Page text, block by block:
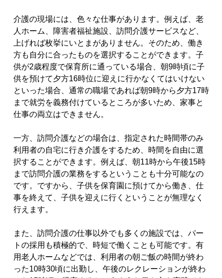
介護の現場には、色々な仕事があります。例えば、老
人ホーム、障害者福祉施設、訪問介護サービスなど、
上げれば枚挙にいとまがありません。そのため、働き
方も自分に合ったものを選択することができます。子
供が2歳程度で保育所に通っている場合、朝9時頃に子
供を預けて夕方16時位に迎えに行かなくてはいけない
といった場合、通常の職場であれば朝9時から夕方17時
まで就労を義務付けているところが多いため、家事と
仕事の両立はできません。
一方、訪問介護などの場合は、指定された時間帯のみ
利用者の自宅に行き介護をするため、時間を自由に選
択することができます。例えば、朝11時から午後15時
まで訪問介護の業務をするということも十分可能なの
です。ですから、子供を保育園に預けてから働き、仕
事を終えて、子供を迎えに行くということが無理なく
行えます。
また、訪問介護の仕事以外でも多くの施設では、パー
トの採用も積極的で、時短で働くことも可能です。有
用老人ホームなどでは、利用者の朝ご飯の時間が終わ
った10時30頃に出勤し、午後のレクレーションが終わ